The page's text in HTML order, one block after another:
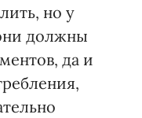
но у
должны
да и